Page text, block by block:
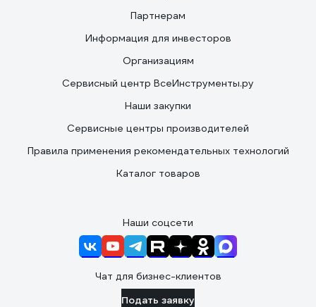
Партнерам
Информация для инвесторов
Организациям
Сервисный центр ВсеИнструменты.ру
Наши закупки
Сервисные центры производителей
Правила применения рекомендательных технологий
Каталог товаров
Наши соцсети
Чат для бизнес-клиентов
Подать заявку